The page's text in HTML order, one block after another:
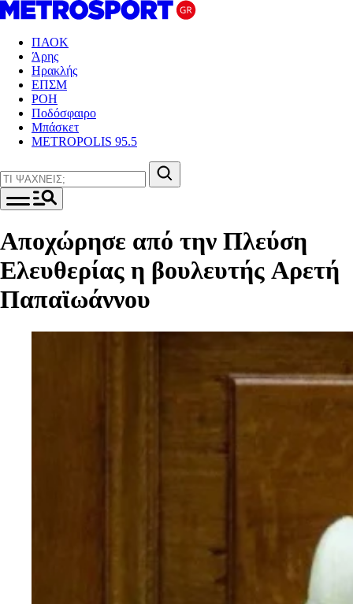
ΠΑΟΚ
Άρης
Ηρακλής
ΕΠΣΜ
ΡΟΗ
Ποδόσφαιρο
Μπάσκετ
METROPOLIS 95.5
Αποχώρησε από την Πλεύση
Ελευθερίας η βουλευτής Aρετή
Παπαϊωάννου